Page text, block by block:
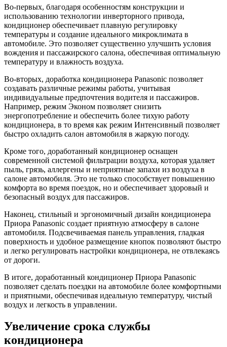
Во-первых, благодаря особенностям конструкции и
использованию технологии инверторного привода,
кондиционер обеспечивает плавную регулировку
температуры и создание идеального микроклимата в
автомобиле. Это позволяет существенно улучшить условия
вождения и пассажирского салона, обеспечивая оптимальную
температуру и влажность воздуха.
Во-вторых, доработка кондиционера Panasonic позволяет
создавать различные режимы работы, учитывая
индивидуальные предпочтения водителя и пассажиров.
Например, режим Эконом позволяет снизить
энергопотребление и обеспечить более тихую работу
кондиционера, в то время как режим Интенсивный позволяет
быстро охладить салон автомобиля в жаркую погоду.
Кроме того, доработанный кондиционер оснащен
современной системой фильтрации воздуха, которая удаляет
пыль, грязь, аллергены и неприятные запахи из воздуха в
салоне автомобиля. Это не только способствует повышению
комфорта во время поездок, но и обеспечивает здоровый и
безопасный воздух для пассажиров.
Наконец, стильный и эргономичный дизайн кондиционера
Приора Panasonic создает приятную атмосферу в салоне
автомобиля. Подсвечиваемая панель управления, гладкая
поверхность и удобное размещение кнопок позволяют быстро
и легко регулировать настройки кондиционера, не отвлекаясь
от дороги.
В итоге, доработанный кондиционер Приора Panasonic
позволяет сделать поездки на автомобиле более комфортными
и приятными, обеспечивая идеальную температуру, чистый
воздух и легкость в управлении.
Увеличение срока службы
кондиционера